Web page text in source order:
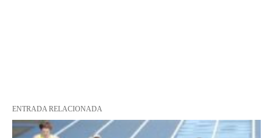
ENTRADA RELACIONADA